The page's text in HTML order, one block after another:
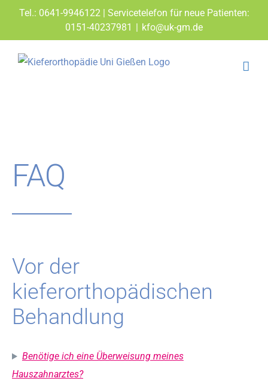
springen
Tel.: 0641-9946122 | Servicetelefon für neue Patienten:
0151-40237981 | kfo@uk-gm.de
FAQ
Vor der
kieferorthopädischen
Behandlung
Benötige ich eine Überweisung meines
Hauszahnarztes?